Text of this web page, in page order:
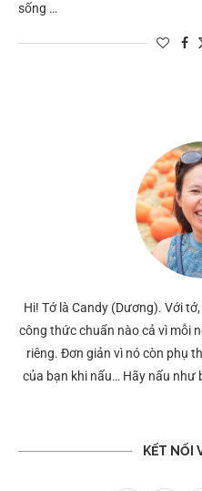
sống …
Hi! Tớ là Candy (Dương). Với
công thức chuẩn nào cả vì mỗi
riêng. Đơn giản vì nó còn phụ
của bạn khi nấu… Hãy nấu như
KẾT NỐI